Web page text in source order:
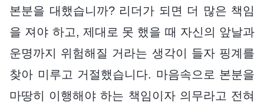
본분을 대했습니까? 리더가 되면 더 많은 책임
을 져야 하고, 제대로 못 했을 때 자신의 앞날과
운명까지 위험해질 거라는 생각이 들자 핑계를
찾아 미루고 거절했습니다. 마음속으로 본분을
마땅히 이행해야 하는 책임이자 의무라고 전혀